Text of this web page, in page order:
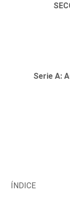
Serie A:
ÍNDICE